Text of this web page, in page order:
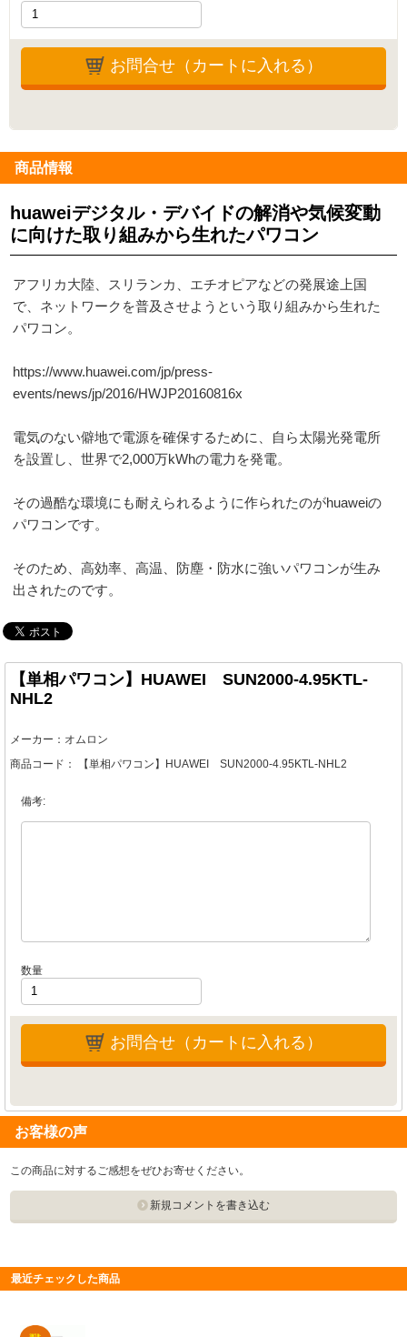
お問合せ（カートに入れる）
商品情報
huaweiデジタル・デバイドの解消や気候変動
に向けた取り組みから生れたパワコン
アフリカ大陸、スリランカ、エチオピアなどの発展途上国
で、ネットワークを普及させようという取り組みから生れた
パワコン。
https://www.huawei.com/jp/press-
events/news/jp/2016/HWJP20160816x
電気のない僻地で電源を確保するために、自ら太陽光発電所
を設置し、世界で2,000万kWhの電力を発電。
その過酷な環境にも耐えられるように作られたのがhuaweiの
パワコンです。
そのため、高効率、高温、防塵・防水に強いパワコンが生み
出されたのです。
【単相パワコン】HUAWEI SUN2000-4.95KTL-
NHL2
メーカー： オムロン
商品コード：
【単相パワコン】HUAWEI SUN2000-4.95KTL-NHL2
備考:
数量
お問合せ（カートに入れる）
お客様の声
この商品に対するご感想をぜひお寄せください。
新規コメントを書き込む
最近チェックした商品